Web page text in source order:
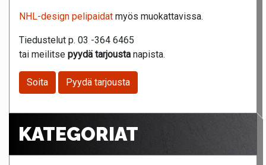
NHL-design pelipaidat myös muokattavissa.
Tiedustelut p. 03 -364 6465
tai meilitse pyydä tarjousta napista.
Soita Pyydä tarjousta
KATEGORIAT